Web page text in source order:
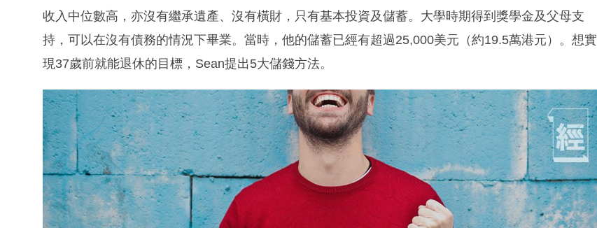
收入中位數高，亦沒有繼承遺產、沒有橫財，只有基本投資及儲蓄。大學時期得到獎學金及父母支
持，可以在沒有債務的情況下畢業。當時，他的儲蓄已經有超過25,000美元（約19.5萬港元）。想實
現37歲前就能退休的目標，Sean提出5大儲錢方法。